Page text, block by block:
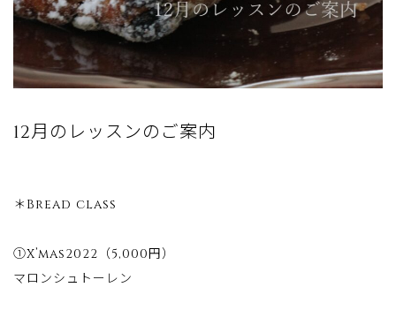
12月のレッスンのご案内
＊Bread class
①X’mas2022（5,000円）
マロンシュトーレン